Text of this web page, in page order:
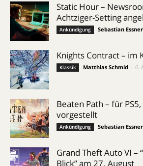
Static Hour –
Achtziger-Setting
Ankündigung Sebastian Essner
Knights Contract – im
Klassik Matthias Schmid 6.
Beaten Path – für PS5,
vorgestellt
Ankündigung Sebastian Essner
Grand Theft Auto VI –
Blick” am 27. August